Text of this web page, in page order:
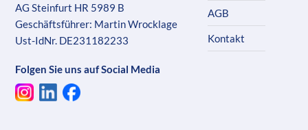
AG Steinfurt HR 5989 B
Geschäftsführer: Martin Wrocklage
Ust-IdNr. DE231182233
Folgen Sie uns auf Social Media
AGB
Kontakt